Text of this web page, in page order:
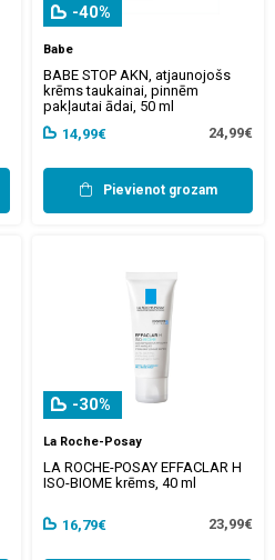
-40%
Babe
BABE STOP AKN, atjaunojošs
krēms taukainai, pinnēm
pakļautai ādai, 50 ml
14,99€
24,99€
Pievienot grozam
-30%
La Roche-Posay
LA ROCHE-POSAY EFFACLAR H
ISO-BIOME krēms, 40 ml
16,79€ 23,99€